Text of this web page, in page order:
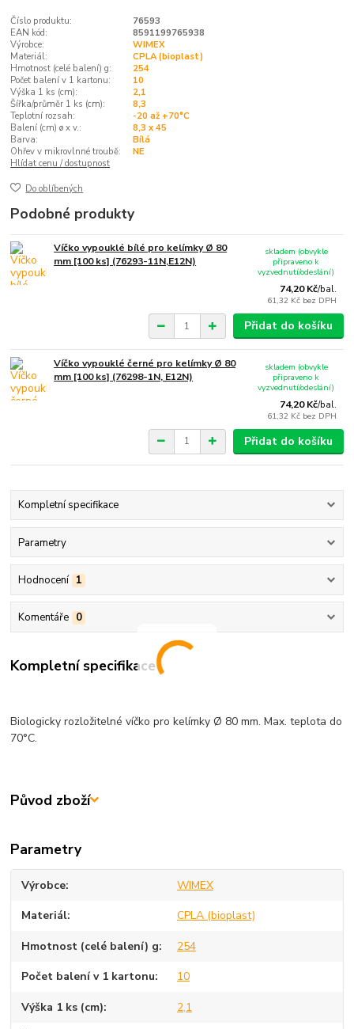
Číslo produktu:
76593
EAN kód:
8591199765938
Výrobce:
WIMEX
Materiál:
CPLA (bioplast)
Hmotnost (celé balení) g:
254
Počet balení v 1 kartonu:
10
Výška 1 ks (cm):
2,1
Šířka/průměr 1 ks (cm):
8,3
Teplotní rozsah:
-20 až +70°C
Balení (cm) ø x v.:
8,3 x 45
Barva:
Bílá
Ohřev v mikrovlnné troubě:
NE
Hlídat cenu / dostupnost
Do oblíbených
Podobné produkty
Víčko vypouklé bílé pro kelímky Ø 80
mm [100 ks] (76293-11N,E12N)
74,20 Kč/bal.
61,32 Kč bez DPH
skladem (obvykle
připraveno k
vyzvednutí/odeslání)
Přidat do košíku
Víčko vypouklé černé pro kelímky Ø 80
mm [100 ks] (76298-1N, E12N)
74,20 Kč/bal.
61,32 Kč bez DPH
skladem (obvykle
připraveno k
vyzvednutí/odeslání)
Přidat do košíku
Kompletní specifikace
Parametry
Hodnocení 1
Komentáře 0
Kompletní specifikace
Biologicky rozložitelné víčko pro kelímky Ø 80 mm. Max. teplota do
70°C.
Původ zboží
Parametry
Výrobce WIMEX
Materiál CPLA (bioplast)
Hmotnost (celé balení) g 254
Počet balení v 1 kartonu 10
Výška 1 ks (cm) 2,1